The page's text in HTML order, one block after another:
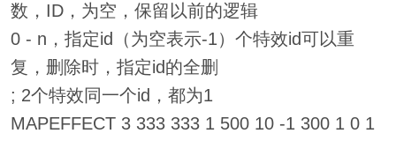
数，ID，为空，保留以前的逻辑
0 - n，指定id（为空表示-1）个特效id可以重
复，删除时，指定id的全删
; 2个特效同一个id，都为1
MAPEFFECT 3 333 333 1 500 10 -1 300 1 0 1